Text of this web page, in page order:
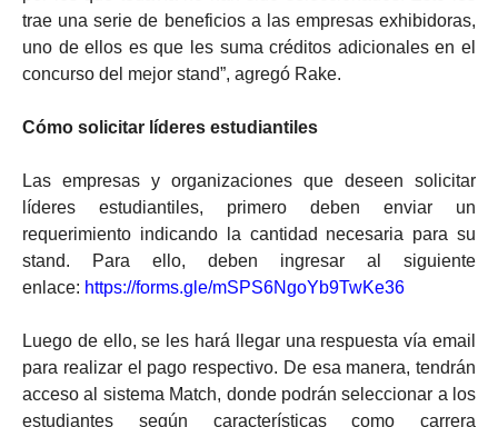
trae una serie de beneficios a las empresas exhibidoras,
uno de ellos es que les suma créditos adicionales en el
concurso del mejor stand”, agregó Rake.
Cómo solicitar líderes estudiantiles
Las empresas y organizaciones que deseen solicitar
líderes estudiantiles, primero deben enviar un
requerimiento indicando la cantidad necesaria para su
stand. Para ello, deben ingresar al siguiente
enlace: https://forms.gle/mSPS6NgoYb9TwKe36
Luego de ello, se les hará llegar una respuesta vía email
para realizar el pago respectivo. De esa manera, tendrán
acceso al sistema Match, donde podrán seleccionar a los
estudiantes según características como carrera